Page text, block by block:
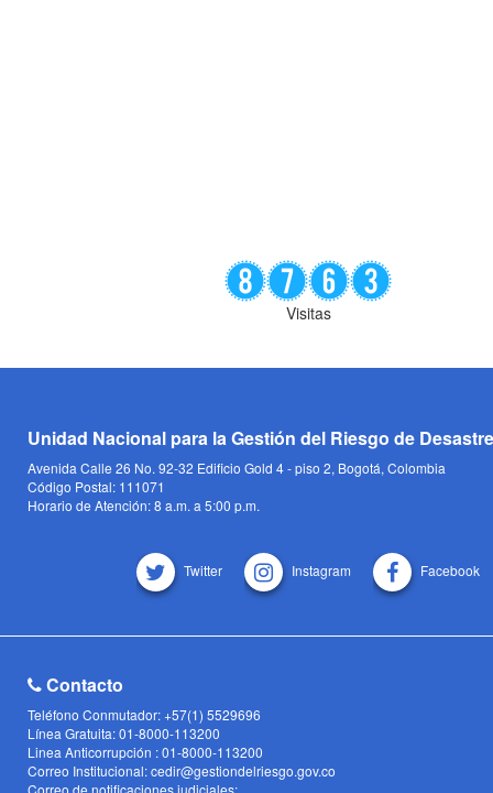
Visitas
Unidad Nacional para la Gestión del Riesgo de
Avenida Calle 26 No. 92-32 Edificio Gold 4 - piso 2, Bogotá, Colombia
Código Postal: 111071
Horario de Atención: 8 a.m. a 5:00 p.m.
Twitter Instagram Facebook
Contacto
Teléfono Conmutador: +57(1) 5529696
Línea Gratuita: 01-8000-113200
Linea Anticorrupción : 01-8000-113200
Correo Institucional: cedir@gestiondelriesgo.gov.co
Correo de notificaciones judiciales: